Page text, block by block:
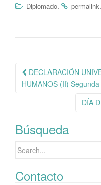
bo tte ts
m
Diplomado. permalink.
Navegación
de
publicación
DECLARACIÓN
HUMANOS (II)
DÍA
Búsqueda
Search
Contacto